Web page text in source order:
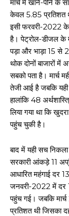
मार्च में खाने-पीने के
केवल 5.85 प्रतिशत
इसी फरवरी-2022
है। पेट्रोल-डीजल के
पड़ा और भाड़ा 15 से
थोक दोनों बाजारों
सबको पता है। मार्च
तेजी आई है जबकि
हालांकि 48
लिया गया था कि
पहुंच चुकी है।
बाद में यही सच
सरकारी आंकड़े 11
आधारित महंगाई दर
जनवरी-2022 में दर
पहुंच गई। जबकि
प्रतिशत थी जिसका